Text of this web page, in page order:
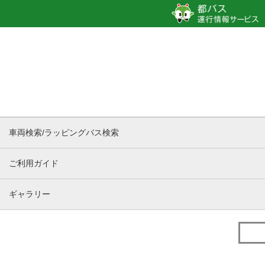
車両検索/ラッピングバス検索
ご利用ガイド
ギャラリー